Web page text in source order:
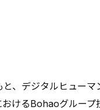
、デジタルヒュー
けるBohaoグルー